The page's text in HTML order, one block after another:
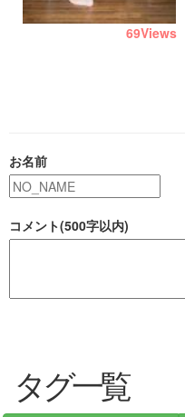
69Views
お名前
コメント(500字以内)
タグ一覧